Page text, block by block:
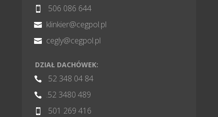
 506 086 644
 klinkier@cegpol.pl
 cegly@cegpol.pl
DZIAŁ DACHÓWEK:
 52 348 04 84
 .52 3480 489
 501 269 416